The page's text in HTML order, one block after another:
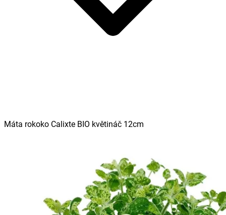
Máta rokoko Calixte BIO květináč 12cm